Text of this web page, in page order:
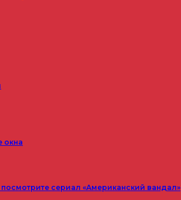
окна
сериал «Американский вандал»